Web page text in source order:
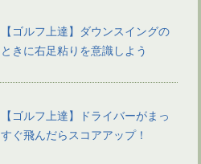
【ゴルフ上達】ダウンスイングの
ときに右足粘りを意識しよう
【ゴルフ上達】ドライバーがまっ
すぐ飛んだらスコアアップ！